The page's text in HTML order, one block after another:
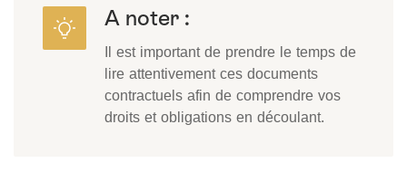
A noter :
Il est important de prendre le temps de
lire attentivement ces documents
contractuels afin de comprendre vos
droits et obligations en découlant.